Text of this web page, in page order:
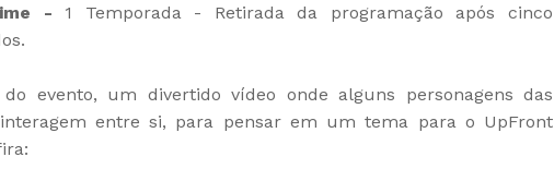
- 1 Temporada - Retirada da programação após cinco
evento, um divertido vídeo onde alguns personagens das
entre si, para pensar em um tema para o UpFront